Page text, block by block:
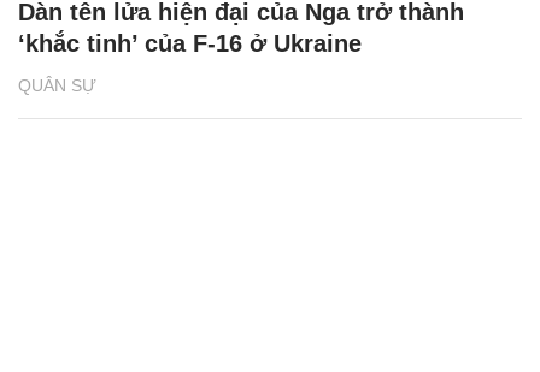
QUÂN SỰ
Dàn tên lửa hiện đại của Nga trở thành
‘khắc tinh’ của F-16 ở Ukraine